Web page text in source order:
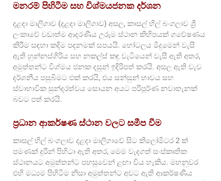
මනරම් පිහිටීම සහ විශ්මයජනක දර්ශන
දළදා මාලිගාව (දළදා මාලිගාව) අසල, කාසල් හිල් බංගලාව ශ්‍රී
ලංකාවේ වඩාත්ම ආදරණීය උරුම ස්ථාන කිහිපයක් ගවේෂණය
කිරීම සඳහා කදිම පදනමක් සපයයි. හෝටලය මීදුමෙන් වැසී
ඇති හුන්නස්ගිරිය සහ නකල්ස් කඳු වැටියෙන් වැසී ඇති අතර,
අමුත්තන්ට විශ්මය ජනක දසුන් ඉදිරිපත් කරයි. අසල ඇති වැව
දර්ශනීය පසුබිමට එක් කරයි, එය සන්සුන් භාවය සහ
ස්වාභාවික සුන්දරත්වය සොයන අයට පරිපූර්ණ නවාතැනක්
බවට පත් කරයි.
ප්‍රධාන ආකර්ෂණ ස්ථාන වලට සමීප වීම
කාසල් හිල් බංගලාව දළදා මාලිගාවේ සිට කිලෝමීටර 2 ක්
පමණක් දුරින් පිහිටා ඇති අතර, මෙම වැදගත් සංස්කෘතික
ස්ථානයට අමුත්තන්ට පහසුවෙන් ළඟා විය හැකිය. මහනුවර
එහි මධ්‍යම පිහිටීම නිසා අමුත්තන්ට අවට ඇති ආකර්ෂණීය